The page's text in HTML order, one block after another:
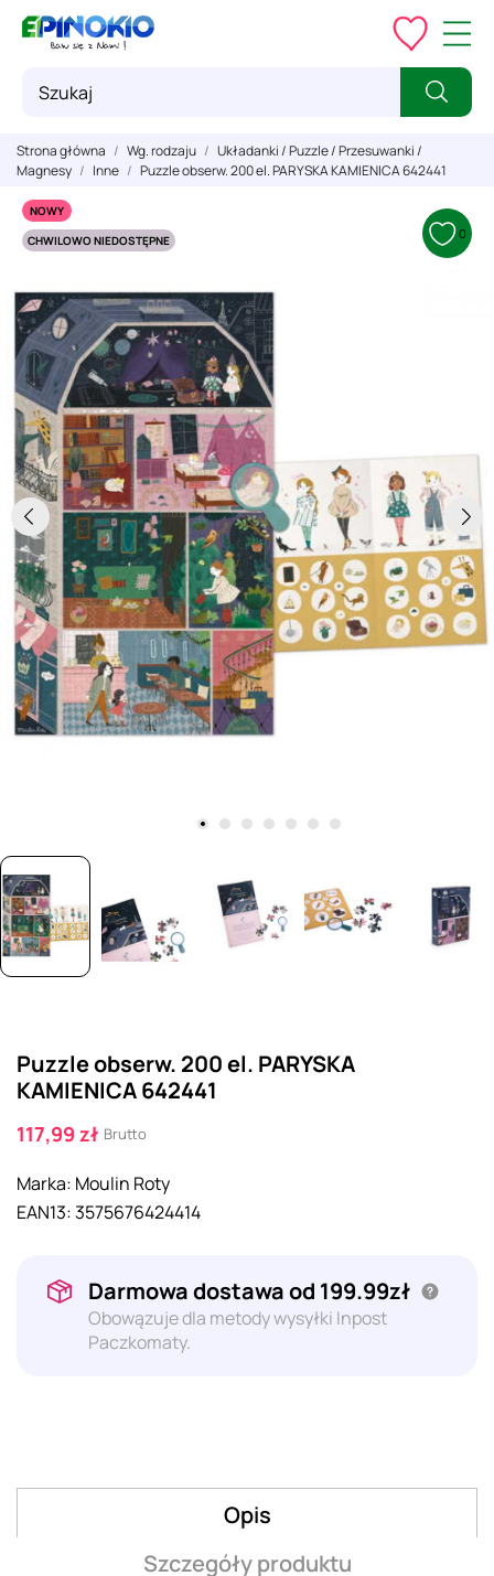
Strona główna Wg. rodzaju
Układanki / Puzzle / Przesuwanki /
Magnesy
Inne Puzzle obserw. 200 el. PARYSKA KAMIENICA 642441
NOWY
CHWILOWO NIEDOSTĘPNE
0
Puzzle obserw. 200 el. PARYSKA
KAMIENICA 642441
117,99 zł Brutto
Marka: Moulin Roty
EAN13:3575676424414
Darmowa dostawa od 199.99zł
Obowązuje dla metody wysyłki Inpost
Paczkomaty.
Opis
Szczegóły produktu